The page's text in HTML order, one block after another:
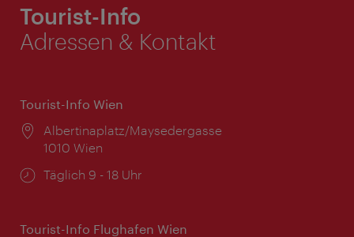
Tourist-Info
Adressen & Kontakt
Tourist-Info Wien
Ort:
Albertinaplatz/Maysedergasse
1010 Wien
Öffnungszeiten:
Täglich 9 - 18 Uhr
Tourist-Info Flughafen Wien